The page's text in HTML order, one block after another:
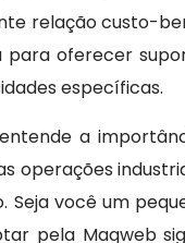
relação custo-
oferecer
específicas.
a
operações
Seja você um
pela Maqweb